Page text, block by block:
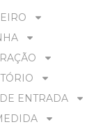
ENTRADA